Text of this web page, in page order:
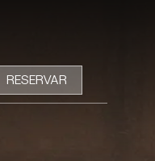
RESERVAR